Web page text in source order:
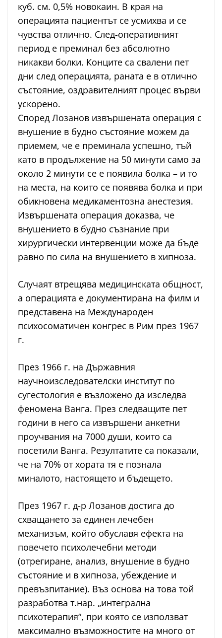
куб. см. 0,5% новокаин. В края на
операцията пациентът се усмихва и се
чувства отлично. След-оперативният
период е преминал без абсолютно
никакви болки. Конците са свалени пет
дни след операцията, раната е в отлично
състояние, оздравителният процес върви
ускорено.
Според Лозанов извършената операция с
внушение в будно състояние можем да
приемем, че е преминала успешно, тъй
като в продължение на 50 минути само за
около 2 минути се е появила болка – и то
на места, на които се появява болка и при
обикновена медикаментозна анестезия.
Извършената операция доказва, че
внушението в будно съзнание при
хирургически интервенции може да бъде
равно по сила на внушението в хипноза.
Случаят втрещява медицинската общност,
а операцията е документирана на филм и
представена на Международен
психосоматичен конгрес в Рим през 1967
г.
През 1966 г. на Държавния
научноизследователски институт по
сугестология е възложено да изследва
феномена Ванга. През следващите пет
години в него са извършени анкетни
проучвания на 7000 души, които са
посетили Ванга. Резултатите са показали,
че на 70% от хората тя е познала
миналото, настоящето и бъдещето.
През 1967 г. д-р Лозанов достига до
схващането за единен лечебен
механизъм, който обуславя ефекта на
повечето психолечебни методи
(отрегиране, анализ, внушение в будно
състояние и в хипноза, убеждение и
превъзпитание). Въз основа на това той
разработва т.нар. „интегрална
психотерапия“, при която се използват
максимално възможностите на много от